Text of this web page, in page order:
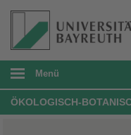
Menü
ÖKOLOGISCH-